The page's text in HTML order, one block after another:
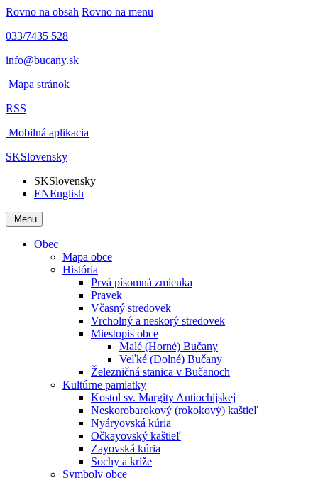
Rovno na obsah Rovno na menu
033/7435 528
info@bucany.sk
Mapa stránok
RSS
Mobilná aplikacia
SKSlovensky
SKSlovensky
ENEnglish
Menu
Obec
Mapa obce
História
Prvá písomná zmienka
Pravek
Včasný stredovek
Vrcholný a neskorý stredovek
Miestopis obce
Malé (Horné) Bučany
Veľké (Dolné) Bučany
Železničná stanica v Bučanoch
Kultúrne pamiatky
Kostol sv. Margity Antiochijskej
Neskorobarokový (rokokový) kaštieľ
Nyáryovská kúria
Očkayovský kaštieľ
Zayovská kúria
Sochy a kríže
Symboly obce